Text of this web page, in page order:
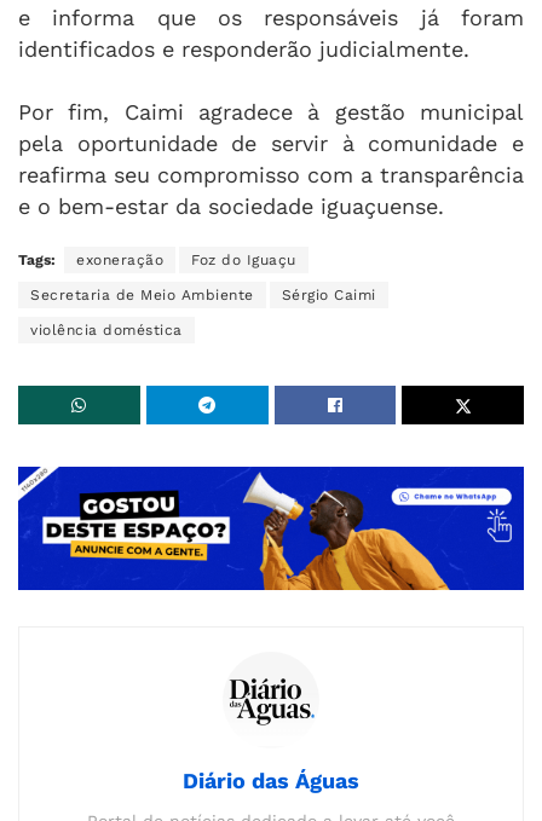
e informa que os responsáveis já foram
identificados e responderão judicialmente.
Por fim, Caimi agradece à gestão municipal
pela oportunidade de servir à comunidade e
reafirma seu compromisso com a transparência
e o bem-estar da sociedade iguaçuense.
Tags: exoneração Foz do Iguaçu
Secretaria de Meio Ambiente Sérgio Caimi
violência doméstica
Diário das Águas